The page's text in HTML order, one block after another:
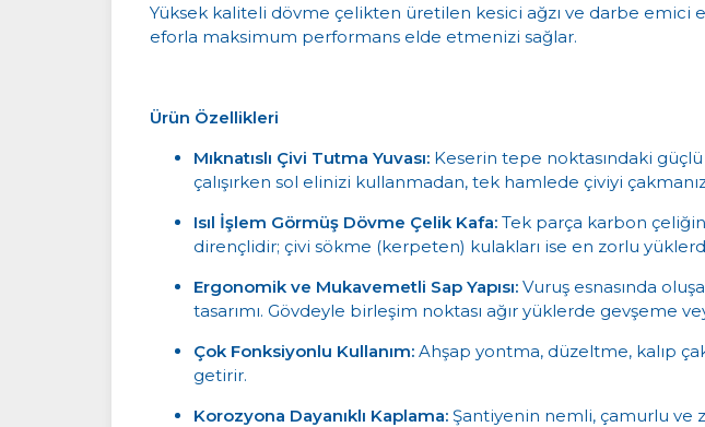
Yüksek kaliteli dövme çelikten üretilen kesici ağzı ve darbe emici
eforla maksimum performans elde etmenizi sağlar.
Ürün Özellikleri
Mıknatıslı Çivi Tutma Yuvası: Keserin tepe noktasındaki
çalışırken sol elinizi kullanmadan, tek hamlede çiviyi
Isıl İşlem Görmüş Dövme Çelik Kafa: Tek parça karbon
dirençlidir; çivi sökme (kerpeten) kulakları ise en zorlu
Ergonomik ve Mukavemetli Sap Yapısı: Vuruş esnasında
tasarımı. Gövdeyle birleşim noktası ağır yüklerde gevşeme
Çok Fonksiyonlu Kullanım: Ahşap yontma, düzeltme, kalıp
getirir.
Korozyona Dayanıklı Kaplama: Şantiyenin nemli, çamurlu ve